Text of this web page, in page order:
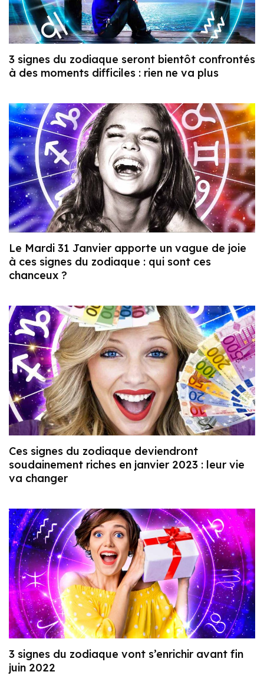
3 signes du zodiaque seront bientôt confrontés
à des moments difficiles : rien ne va plus
Le Mardi 31 Janvier apporte un vague de joie
à ces signes du zodiaque : qui sont ces
chanceux ?
Ces signes du zodiaque deviendront
soudainement riches en janvier 2023 : leur vie
va changer
3 signes du zodiaque vont s’enrichir avant fin
juin 2022